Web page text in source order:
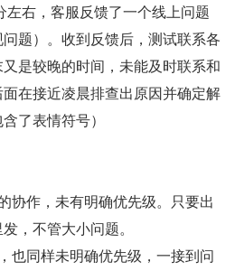
左右，客服反馈了一个线上问题
问题）。收到反馈后，测试联系各
是较晚的时间，未能及时联系和
在接近凌晨排查出原因并确定解
了表情符号）
协作，未有明确优先级。只要出
，不管大小问题。
也同样未明确优先级，一接到问